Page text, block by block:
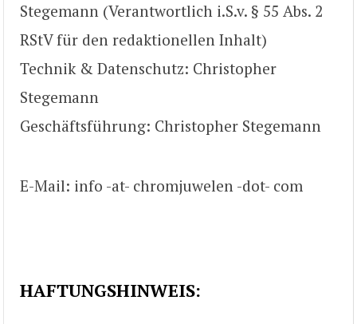
Stegemann (Verantwortlich i.S.v. § 55 Abs. 2
RStV für den redaktionellen Inhalt)
Technik & Datenschutz: Christopher
Stegemann
Geschäftsführung: Christopher Stegemann
E-Mail: info -at- chromjuwelen -dot- com
HAFTUNGSHINWEIS: